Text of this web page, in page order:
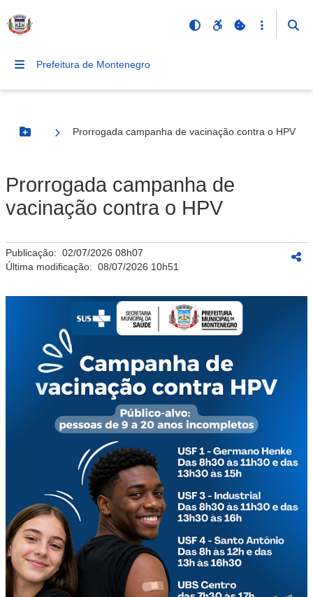
Prefeitura de Montenegro
Botão Menu
Prorrogada campanha de vacinação contra o HPV
Prorrogada campanha de
vacinação contra o HPV
Publicação: 02/07/2026 08h07
Última modificação: 08/07/2026 10h51